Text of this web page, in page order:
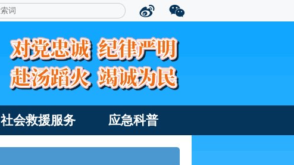
社会救援服务 应急科普